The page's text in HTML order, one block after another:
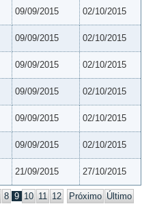
09/09/2015 02/10/2015
09/09/2015 02/10/2015
09/09/2015 02/10/2015
09/09/2015 02/10/2015
09/09/2015 02/10/2015
09/09/2015 02/10/2015
21/09/2015 27/10/2015
8 9 10 11 12 Próximo Último